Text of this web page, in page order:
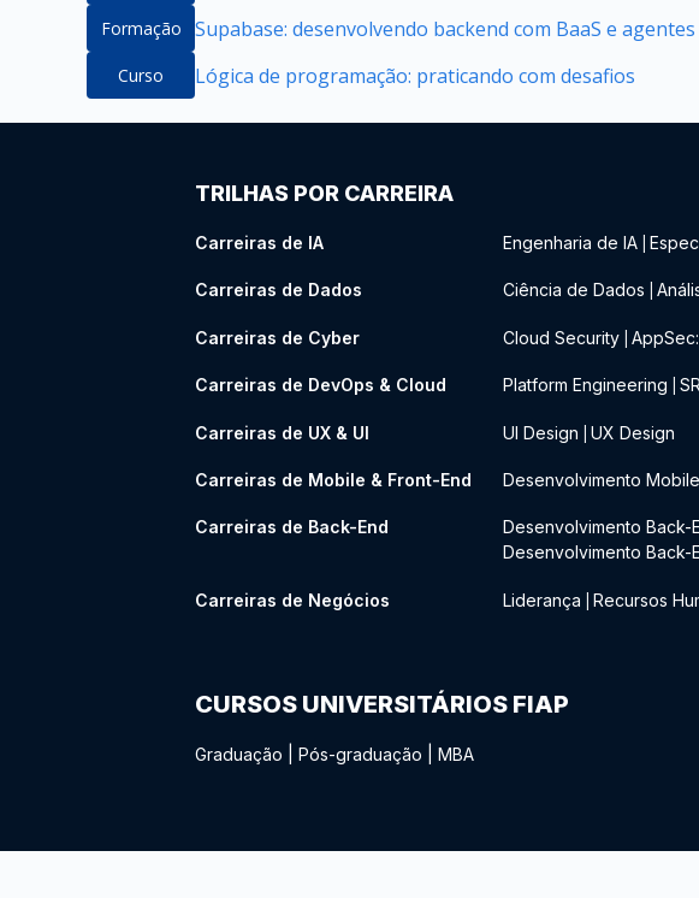
Formação Supabase: desenvolvendo backend com BaaS e agentes
Curso Lógica de programação: praticando com desafios
TRILHAS POR CARREIRA
Carreiras de IA Engenharia de IA
Carreiras de Dados Ciência de Dados
Carreiras de Cyber Cloud Security
Carreiras de DevOps & Cloud Platform Engineering
Carreiras de UX & UI UI Design UX Design
Carreiras de Mobile & Front-End Desenvolvimento
Carreiras de Back-End Desenvolvimento Back-
Desenvolvimento Back-
Carreiras de Negócios Liderança Recursos
CURSOS UNIVERSITÁRIOS FIAP
Graduação Pós-graduação MBA